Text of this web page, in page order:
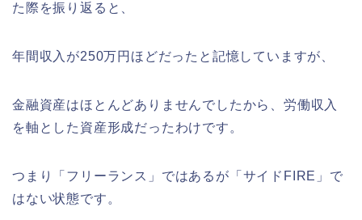
た際を振り返ると、
年間収入が250万円ほどだったと記憶していますが、
金融資産はほとんどありませんでしたから、労働収入
を軸とした資産形成だったわけです。
つまり「フリーランス」ではあるが「サイドFIRE」で
はない状態です。